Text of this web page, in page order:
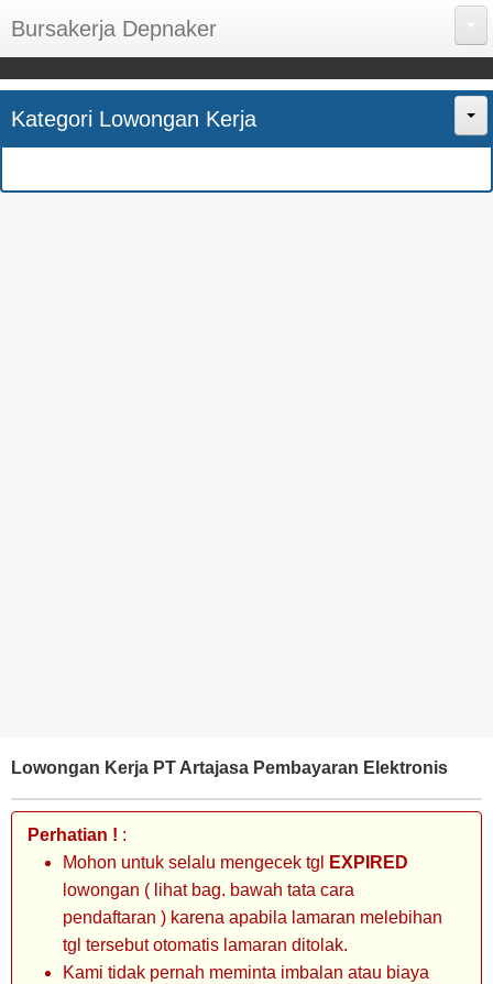
Bursakerja Depnaker
About Me
Disclaimer
Kategori Lowongan Kerja
Lowongan Kerja PT Artajasa Pembayaran Elektronis
Perhatian ! :
Mohon untuk selalu mengecek tgl
EXPIRED
lowongan ( lihat bag. bawah tata cara
pendaftaran ) karena apabila lamaran melebihan
tgl tersebut otomatis lamaran ditolak.
Kami tidak pernah meminta imbalan atau biaya